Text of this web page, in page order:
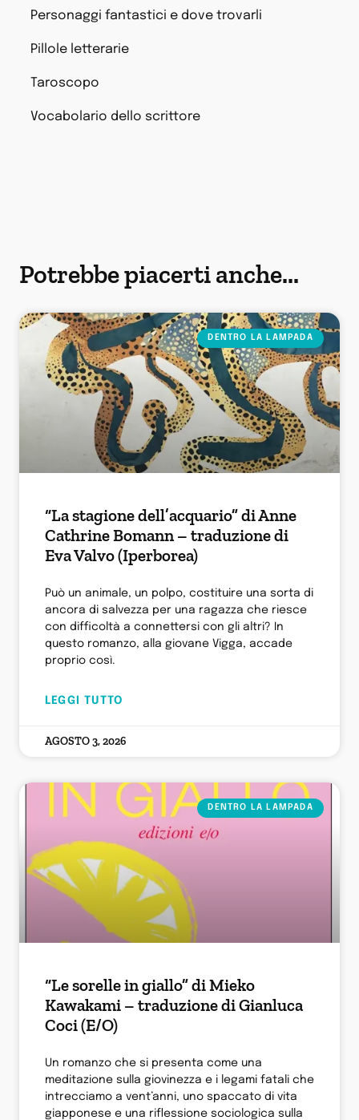
Personaggi fantastici e dove trovarli
Pillole letterarie
Taroscopo
Vocabolario dello scrittore
Potrebbe piacerti anche...
DENTRO LA LAMPADA
“La stagione dell’acquario” di Anne
Cathrine Bomann – traduzione di
Eva Valvo (Iperborea)
Può un animale, un polpo, costituire una sorta di
ancora di salvezza per una ragazza che riesce
con difficoltà a connettersi con gli altri? In
questo romanzo, alla giovane Vigga, accade
proprio così.
LEGGI TUTTO
AGOSTO 3, 2026
DENTRO LA LAMPADA
“Le sorelle in giallo” di Mieko
Kawakami – traduzione di Gianluca
Coci (E/O)
Un romanzo che si presenta come una
meditazione sulla giovinezza e i legami fatali che
intrecciamo a vent’anni, uno spaccato di vita
giapponese e una riflessione sociologica sulla